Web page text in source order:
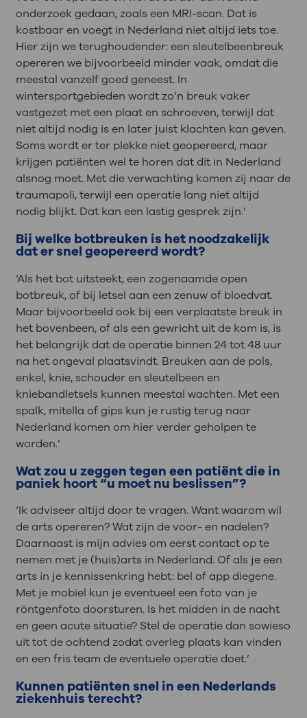
onderzoek gedaan, zoals een MRI-scan. Dat is
kostbaar en voegt in Nederland niet altijd iets toe.
Hier zijn we terughoudender: een sleutelbeenbreuk
opereren we bijvoorbeeld minder vaak, omdat die
meestal vanzelf goed geneest. In
wintersportgebieden wordt zo’n breuk vaker
vastgezet met een plaat en schroeven, terwijl dat
niet altijd nodig is en later juist klachten kan geven.
Soms wordt er ter plekke niet geopereerd, maar
krijgen patiënten wel te horen dat dit in Nederland
alsnog moet. Met die verwachting komen zij naar de
traumapoli, terwijl een operatie lang niet altijd
nodig blijkt. Dat kan een lastig gesprek zijn.’
Bij welke botbreuken is het noodzakelijk
dat er snel geopereerd wordt?
‘Als het bot uitsteekt, een zogenaamde open
botbreuk, of bij letsel aan een zenuw of bloedvat.
Maar bijvoorbeeld ook bij een verplaatste breuk in
het bovenbeen, of als een gewricht uit de kom is, is
het belangrijk dat de operatie binnen 24 tot 48 uur
na het ongeval plaatsvindt. Breuken aan de pols,
enkel, knie, schouder en sleutelbeen en
kniebandletsels kunnen meestal wachten. Met een
spalk, mitella of gips kun je rustig terug naar
Nederland komen om hier verder geholpen te
worden.’
Wat zou u zeggen tegen een patiënt die in
paniek hoort “u moet nu beslissen”?
‘Ik adviseer altijd door te vragen. Want waarom wil
de arts opereren? Wat zijn de voor- en nadelen?
Daarnaast is mijn advies om eerst contact op te
nemen met je (huis)arts in Nederland. Of als je een
arts in je kennissenkring hebt: bel of app diegene.
Met je mobiel kun je eventueel een foto van je
röntgenfoto doorsturen. Is het midden in de nacht
en geen acute situatie? Stel de operatie dan sowieso
uit tot de ochtend zodat overleg plaats kan vinden
en een fris team de eventuele operatie doet.’
Kunnen patiënten snel in een Nederlands
ziekenhuis terecht?